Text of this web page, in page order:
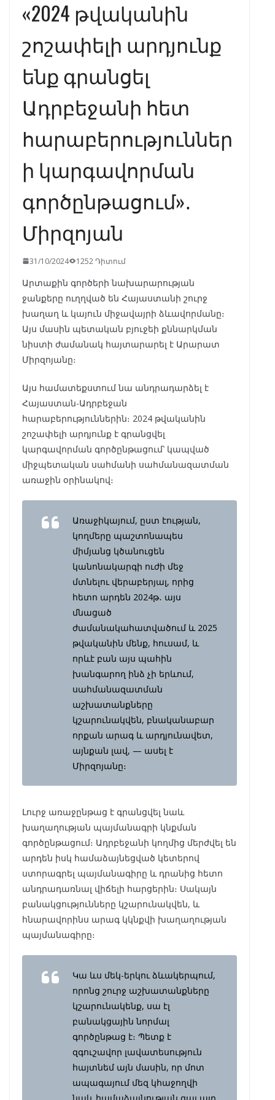
«2024 թվականին
շոշափելի արդյունք
ենք գրանցել
Ադրբեջանի հետ
հարաբերություններ
ի կարգավորման
գործընթացում»․
Միրզոյան
31/10/2024 1252 Դիտում
Արտաքին գործերի նախարարության
ջանքերը ուղղված են Հայաստանի շուրջ
խաղաղ և կայուն միջավայրի ձևավորմանը։
Այս մասին պետական բյուջեի քննարկման
նիստի ժամանակ հայտարարել է Արարատ
Միրզոյանը։
Այս համատեքստում նա անդրադարձել է
Հայաստան-Ադրբեջան
հարաբերություններին։ 2024 թվականին
շոշափելի արդյունք է գրանցվել
կարգավորման գործընթացում՝ կապված
միջպետական սահմանի սահմանազատման
առաջին օրինակով։
Առաջիկայում, ըստ էության,
կողմերը պաշտոնապես
միմյանց կծանուցեն
կանոնակարգի ուժի մեջ
մտնելու վերաբերյալ, որից
հետո արդեն 2024թ․ այս
մնացած
ժամանակահատվածում և 2025
թվականին մենք, հուսամ, և
որևէ բան այս պահին
խանգարող ինձ չի երևում,
սահմանազատման
աշխատանքները
կշարունակվեն, բնականաբար
որքան արագ և արդյունավետ,
այնքան լավ, — ասել է
Միրզոյանը։
Լուրջ առաջընթաց է գրանցվել նաև
խաղաղության պայմանագրի կնքման
գործընթացում։ Ադրբեջանի կողմից մերժվել են
արդեն իսկ համաձայնեցված կետերով
ստորագրել պայմանագիրը և դրանից հետո
անդրադառնալ վիճելի հարցերին։ Սակայն
բանակցությունները կշարունակվեն, և
հնարավորինս արագ կկնքվի խաղաղության
պայմանագիրը։
Կա ևս մեկ-երկու ձևակերպում,
որոնց շուրջ աշխատանքները
կշարունակենք, սա էլ
բանակցային նորմալ
գործընթաց է։ Պետք է
զգուշավոր լավատեսություն
հայտնեմ այն մասին, որ մոտ
ապագայում մեզ կհաջողվի
նաև համաձայնության գալ այդ